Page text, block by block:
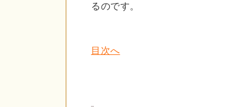
るのです。
目次へ